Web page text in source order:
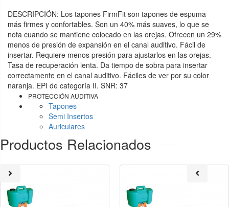
DESCRIPCIÓN: Los tapones FirmFit son tapones de espuma
más firmes y confortables. Son un 40% más suaves, lo que se
nota cuando se mantiene colocado en las orejas. Ofrecen un 29%
menos de presión de expansión en el canal auditivo. Fácil de
insertar. Requiere menos presión para ajustarlos en las orejas.
Tasa de recuperación lenta. Da tiempo de sobra para insertar
correctamente en el canal auditivo. Fáciles de ver por su color
naranja. EPI de categoría II. SNR: 37
PROTECCIÓN AUDITIVA
Tapones
Semi Insertos
Auriculares
Productos Relacionados